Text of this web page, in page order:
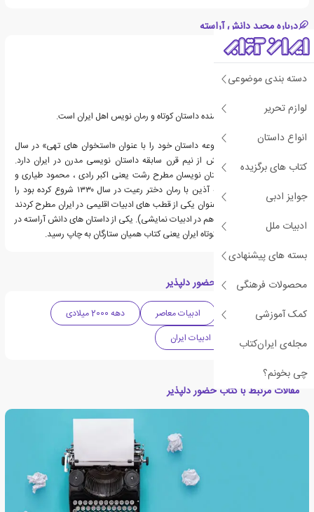
دسته بندی موضوعی
لوازم تحریر
انواع داستان
کتاب های برگزیده
جوایز ادبی
ادبیات ملل
بسته های پیشنهادی
محصولات فرهنگی
کمک آموزشی
مجله‌ی ایران‌کتاب
چی بخونم؟
درباره مجید دانش آراسته
مجید دانش آراسته، نویسنده داستان کوتاه و رمان نویس اهل ایران است.
دانش آراسته اولین مجموعه داستان خود را با عنوان «استخوان های تهی» در سال
۱۳۴۲ منتشر نمود. او بیش از نیم قرن سابقه داستان نویسی مدرن در ایران دارد.
نمایشنامه نویسان و داستان نویسان مطرح رشت یعنی اکبر رادی ، محمود طیاری و
دانش آراسته راهی که به آذین با رمان دختر رعیت در سال ۱۳۳۰ شروع کرده بود را
ادامه دادند و رشت را به عنوان یکی از قطب های ادبیات اقلیمی در ایران مطرح کردند
(هم در ادبیات داستانی و هم در ادبیات نمایشی). یکی از داستان های دانش آراسته در
مهمترین گلچین داستان کوتاه ایران یعنی کتاب همیان ستارگان به چاپ رسید.
دسته بندی های کتاب حضور دلپذیر
ادبیات داستانی ادبیات معاصر
دهه 2000 میلادی
داستان کوتاه
ادبیات ایران
مقالات مرتبط با کتاب حضور دلپذیر